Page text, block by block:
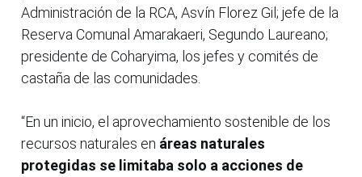
Administración de la RCA, Asvín Florez Gil; jefe de la
Reserva Comunal Amarakaeri, Segundo Laureano;
presidente de Coharyima, los jefes y comités de
castaña de las comunidades.
“En un inicio, el aprovechamiento sostenible de los
recursos naturales en áreas naturales
protegidas se limitaba solo a acciones de